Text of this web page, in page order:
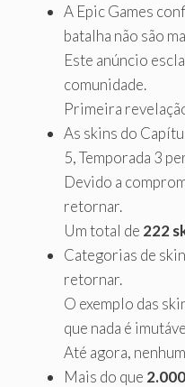
A Epic Games
batalha não são
Este anúncio
comunidade.
Primeira
As skins do
5, Temporada 3
Devido a
retornar.
Um total de 222
Categorias de
retornar.
O exemplo das
que nada é
Até agora,
Mais do que